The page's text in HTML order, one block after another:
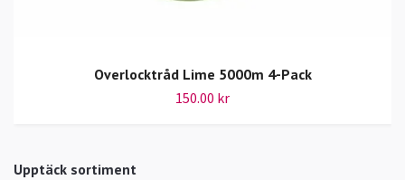
Upptäck sortiment
Overlocktråd Lime 5000m 4-Pack
150.00 kr